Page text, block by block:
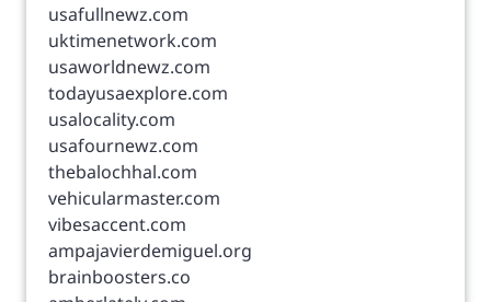
usafullnewz.com
uktimenetwork.com
usaworldnewz.com
todayusaexplore.com
usalocality.com
usafournewz.com
thebalochhal.com
vehicularmaster.com
vibesaccent.com
ampajavierdemiguel.org
brainboosters.co